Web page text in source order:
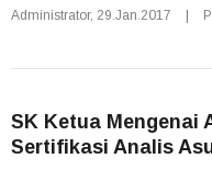
Administrator, 29.Jan.2017
SK Ketua Mengenai
Sertifikasi Analis